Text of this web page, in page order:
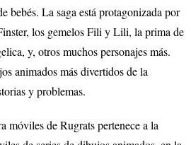
bebés. La saga está protagonizada por
los gemelos Fili y Lili, la prima de
y, otros muchos personajes más.
animados más divertidos de la
y problemas.
móviles de Rugrats pertenece a la